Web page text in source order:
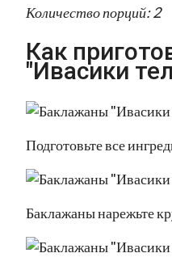
Количество порций: 2
Как
"Ивасики
Подготовьте все
Баклажаны нарежьте